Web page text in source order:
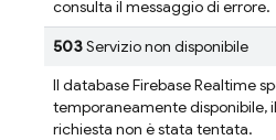
consulta il messaggio di errore.
503Servizio non disponibile
Il database Firebase Realtime
temporaneamente disponibile,
richiesta non è stata tentata.